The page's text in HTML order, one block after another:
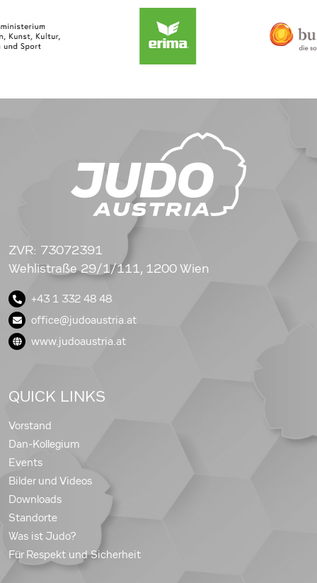
ZVR: 73072391
Wehlistraße 29/1/111, 1200 Wien
+43 1 332 48 48
office@judoaustria.at
www.judoaustria.at
QUICK LINKS
Vorstand
Dan-Kollegium
Events
Bilder und Videos
Downloads
Standorte
Was ist Judo?
Für Respekt und Sicherheit